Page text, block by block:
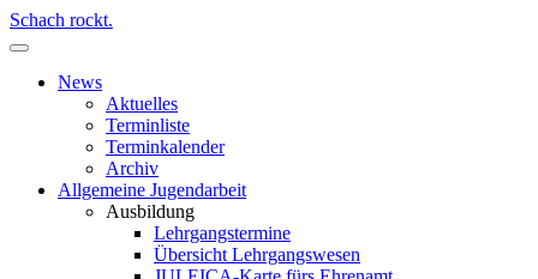
Schach rockt.
News
Aktuelles
Terminliste
Terminkalender
Archiv
Allgemeine Jugendarbeit
Ausbildung
Lehrgangstermine
Übersicht Lehrgangswesen